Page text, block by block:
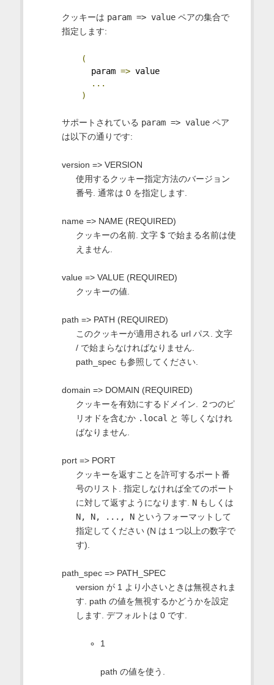
クッキーは param => valueペアの集合で
指定します:
(
param => value
...
)
サポートされている param => valueペア
は以下の通りです:
version => VERSION
使用するクッキー指定方法のバージョン
番号. 通常は 0 を指定します.
name => NAME (REQUIRED)
クッキーの名前. 文字 $ で始まる名前は使
えません.
value => VALUE (REQUIRED)
クッキーの値.
path => PATH (REQUIRED)
このクッキーが適用される url パス. 文字
/ で始まらなければなりません.
path_spec も参照してください.
domain => DOMAIN (REQUIRED)
クッキーを有効にするドメイン. ２つのピ
リオドを含むか .local と 等しくなけれ
ばなりません.
port => PORT
クッキーを返すことを許可するポート番
号のリスト. 指定しなければ全てのポート
に対して返すようになります. Nもしくは
N, N, ..., Nというフォーマットして
指定してください (N は１つ以上の数字で
す).
path_spec => PATH_SPEC
version が 1 より小さいときは無視されま
す. path の値を無視するかどうかを設定
します. デフォルトは 0 です.
1
path の値を使う.